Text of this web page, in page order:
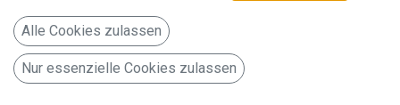
Artikelnummer: 771000-6069
acv GmbH
Straßburger Allee 10-12
Alle Cookies zulassen
Nur essenzielle Cookies zulassen